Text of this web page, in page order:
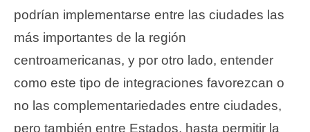
podrían implementarse entre las ciudades las
más importantes de la región
centroamericanas, y por otro lado, entender
como este tipo de integraciones favorezcan o
no las complementariedades entre ciudades,
pero también entre Estados, hasta permitir la